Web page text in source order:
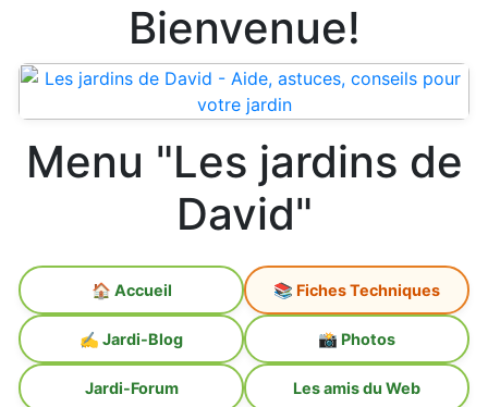
Bienvenue!
Menu "Les jardins de
David"
🏠 Accueil 📚 Fiches Techniques
✍️ Jardi-Blog 📸 Photos
Jardi-Forum Les amis du Web